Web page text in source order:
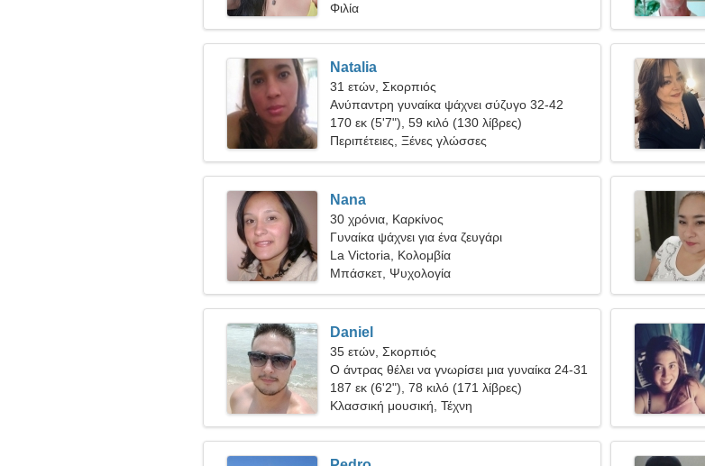
Φιλία
Natalia
31 ετών, Σκορπιός
Ανύπαντρη γυναίκα ψάχνει σύζυγο 32-42
170 εκ (5'7"), 59 κιλό (130 λίβρες)
Περιπέτειες, Ξένες γλώσσες
Nana
30 χρόνια, Καρκίνος
Γυναίκα ψάχνει για ένα ζευγάρι
La Victoria, Κολομβία
Μπάσκετ, Ψυχολογία
Daniel
35 ετών, Σκορπιός
Ο άντρας θέλει να γνωρίσει μια γυναίκα 24-31
187 εκ (6'2"), 78 κιλό (171 λίβρες)
Κλασσική μουσική, Τέχνη